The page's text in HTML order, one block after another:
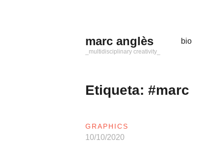
marc anglès
_multidisciplinary creativity_
bio
Etiqueta: #marc
GRAPHICS
10/10/2020